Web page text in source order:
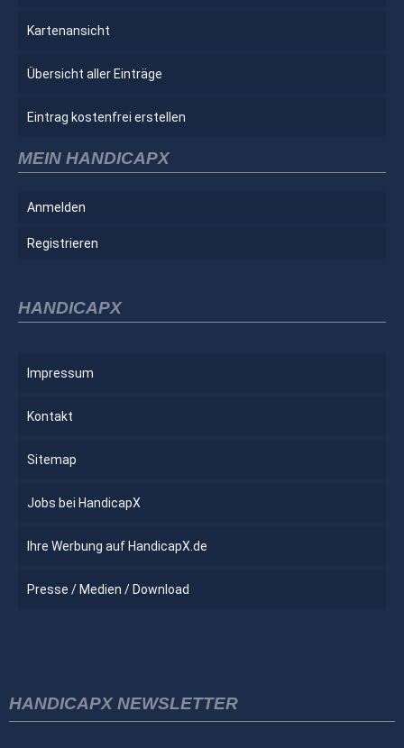
Kartenansicht
Übersicht aller Einträge
Eintrag kostenfrei erstellen
MEIN HANDICAPX
Anmelden
Registrieren
HANDICAPX
Impressum
Kontakt
Sitemap
Jobs bei HandicapX
Ihre Werbung auf HandicapX.de
Presse / Medien / Download
HANDICAPX NEWSLETTER